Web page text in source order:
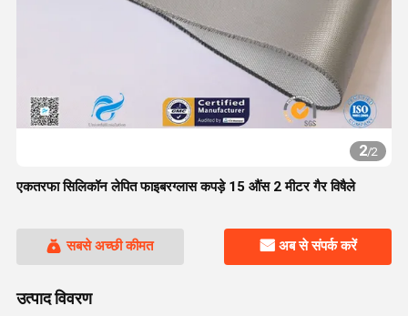
2/2
एकतरफा सिलिकॉन लेपित फाइबरग्लास कपड़े 15 औंस 2 मीटर गैर विषैले
सबसे अच्छी कीमत अब से संपर्क करें
उत्पाद विवरण